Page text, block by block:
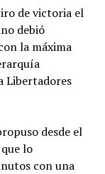
de victoria el
debió
la máxima
Libertadores
desde el
lo
con una